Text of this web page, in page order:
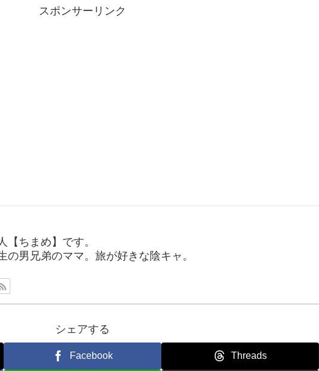
スポンサーリンク
【ちまめ】です。
の男兄弟のママ。旅が好きな陰キャ。
シェアする
Facebook Threads